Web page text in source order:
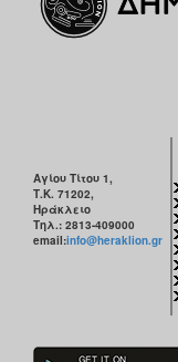
Αγίου Τίτου 1,
Τ.Κ. 71202,
Ηράκλειο
Τηλ.: 2813-409000
email:info@heraklion.gr